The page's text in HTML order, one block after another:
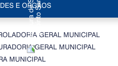
E ORGÃOS
GERAL MUNICIPAL
GERAL MUNICIPAL
MUNICIPAL